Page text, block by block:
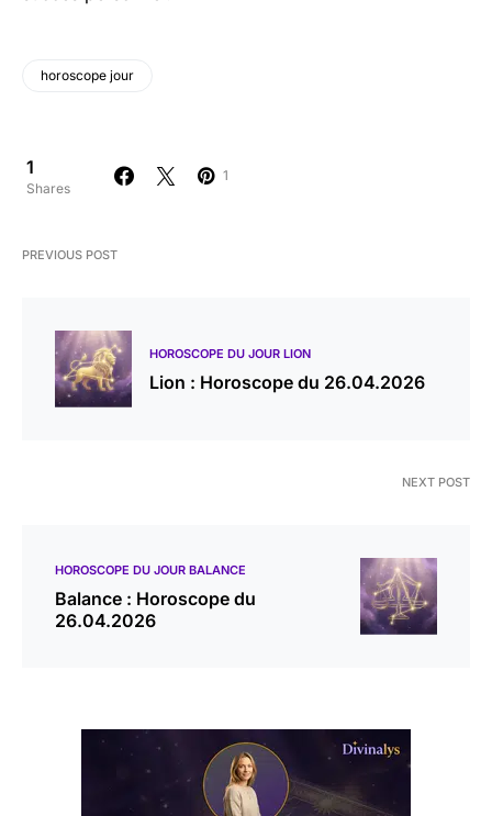
horoscope jour
1
Shares
1
PREVIOUS POST
HOROSCOPE DU JOUR LION
Lion : Horoscope du 26.04.2026
NEXT POST
HOROSCOPE DU JOUR BALANCE
Balance : Horoscope du
26.04.2026